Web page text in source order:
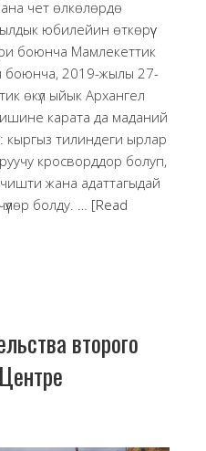
чет өлкөлөрдө
юбилейин өткөрүү
боюнча Мамлекеттик
боюнча, 2019-жылы 27-
өкүл ыйык Архангел
карата да маданий
тилиндеги ырлар
кросворддор болуп,
жана адаттагыдай
болду. … [Read
второго